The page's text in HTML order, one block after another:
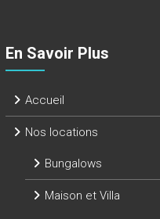
En Savoir Plus
Accueil
Nos locations
Bungalows
Maison et Villa